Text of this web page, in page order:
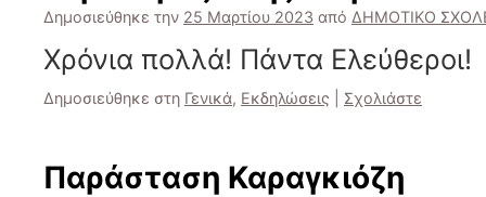
Δημοσιεύθηκε την 25 Μαρτίου 2023 από ΔΗΜΟΤΙΚΟ
Χρόνια πολλά! Πάντα Ελεύθεροι!
Δημοσιεύθηκε στη Γενικά, Εκδηλώσεις Σχολιάστε
Παράσταση Καραγκιόζη